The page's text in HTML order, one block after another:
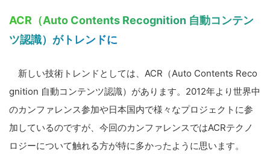
ACR（Auto Contents Recognition 自動コンテン
ツ認識）がトレンドに
新しい技術トレンドとしては、ACR（Auto Contents Reco
gnition 自動コンテンツ認識）があります。2012年より世界中
のカンファレンス参加や日本国内で様々なプロジェクトに参
加しているのですが、今回のカンファレンスではACRテクノ
ロジーについて触れる方が特に多かったように思います。